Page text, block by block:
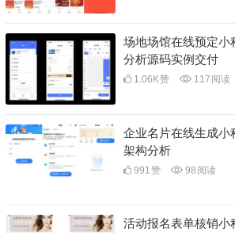
场地场馆在线预定小
分析源码实例交付
1.06K赞 117 阅读
企业名片在线生成小
架构分析
991赞 98 阅读
活动报名表单核销小